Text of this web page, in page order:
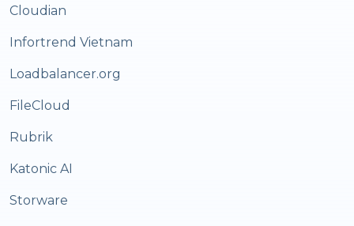
Cloudian
Infortrend Vietnam
Loadbalancer.org
FileCloud
Rubrik
Katonic AI
Storware